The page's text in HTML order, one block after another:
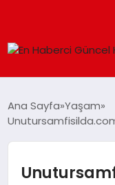
SAĞLIK
Ana Sayfa Yaşam